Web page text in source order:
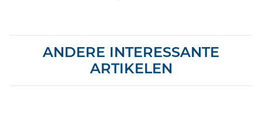
ANDERE INTERESSANTE
ARTIKELEN